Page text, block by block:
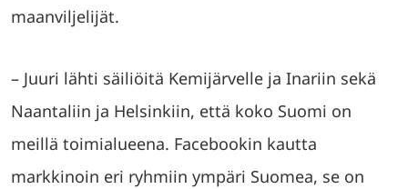
maanviljelijät.
– Juuri lähti säiliöitä Kemijärvelle ja Inariin sekä
Naantaliin ja Helsinkiin, että koko Suomi on
meillä toimialueena. Facebookin kautta
markkinoin eri ryhmiin ympäri Suomea, se on